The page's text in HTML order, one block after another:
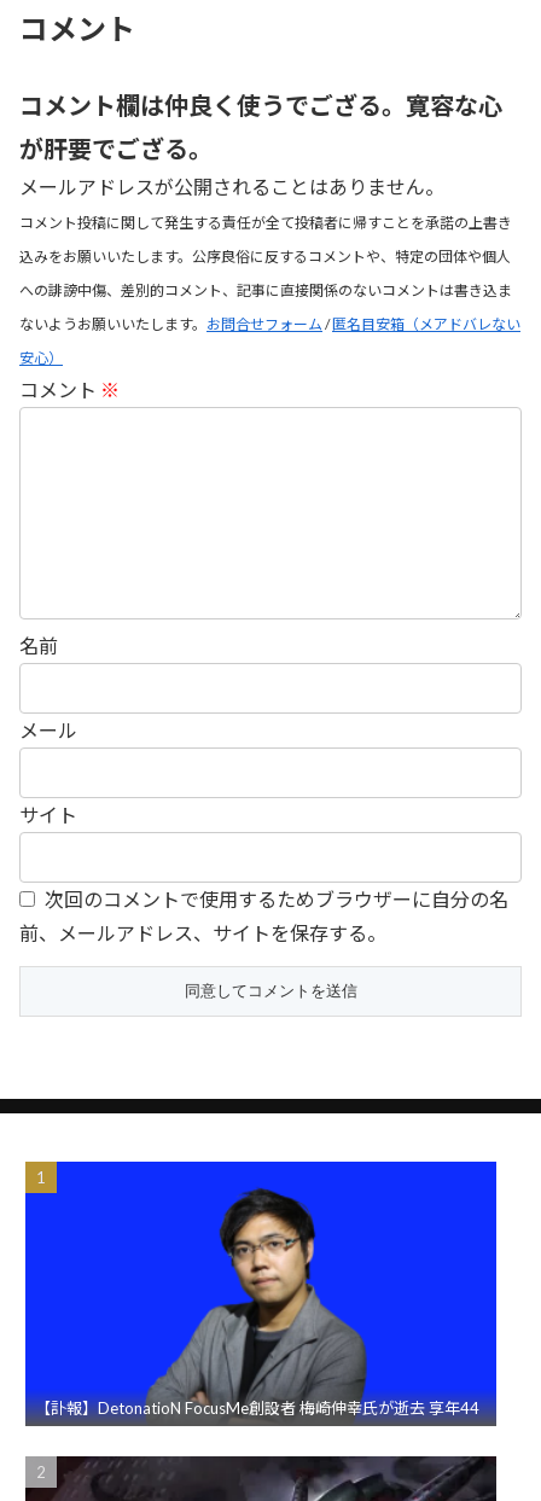
コメント
コメント欄は仲良く使うでござる。寛容な心
が肝要でござる。
メールアドレスが公開されることはありません。
コメント投稿に関して発生する責任が全て投稿者に帰すことを承諾の上書き
込みをお願いいたします。公序良俗に反するコメントや、特定の団体や個人
への誹謗中傷、差別的コメント、記事に直接関係のないコメントは書き込ま
ないようお願いいたします。 お問合せフォーム /匿名目安箱（メアドバレない
安心）
コメント ※
名前
メール
サイト
次回のコメントで使用するためブラウザーに自分の名
前、メールアドレス、サイトを保存する。
【訃報】DetonatioN FocusMe創設者 梅崎伸幸氏が逝去 享年44